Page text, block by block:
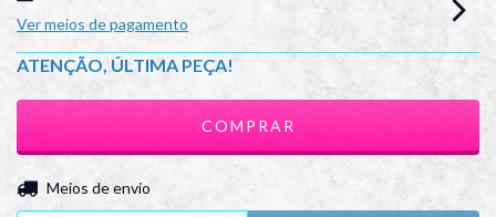
Ver meios de pagamento
ATENÇÃO, ÚLTIMA PEÇA!
Entregas para o CEP:
Meios de envio